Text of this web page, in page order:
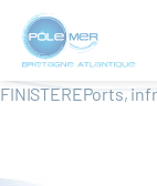
Panneau de gestion
Aller
contenu
principal
FINISTEREPorts,